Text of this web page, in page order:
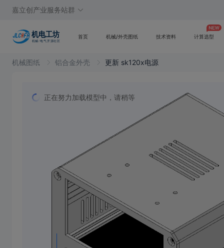
嘉立创产业服务站群
首页 机械/外壳图纸 技术资料 计算选型
机械图纸 铝合金外壳 更新 sk120x电源
正在努力加载模型中，请稍等